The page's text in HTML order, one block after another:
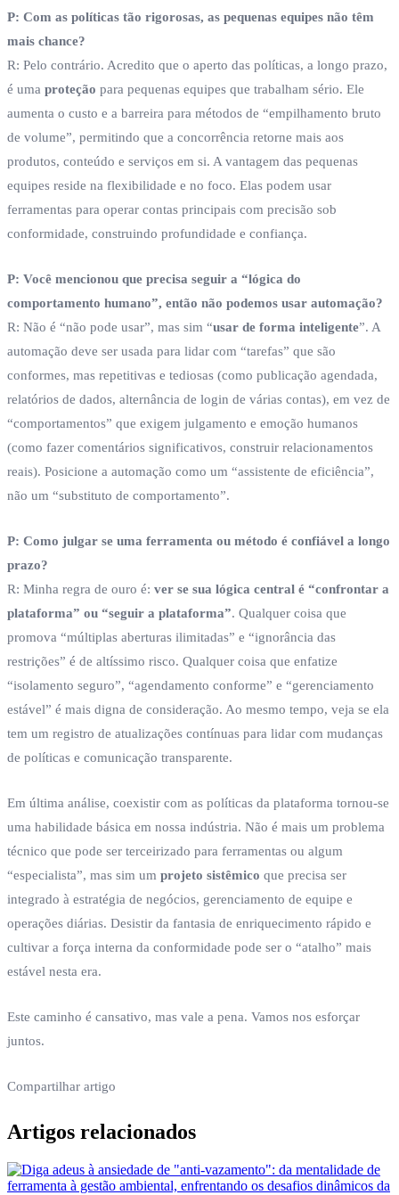
P: Com as políticas tão rigorosas, as pequenas equipes não têm
mais chance?
R: Pelo contrário. Acredito que o aperto das políticas, a longo prazo,
é uma proteção para pequenas equipes que trabalham sério. Ele
aumenta o custo e a barreira para métodos de “empilhamento bruto
de volume”, permitindo que a concorrência retorne mais aos
produtos, conteúdo e serviços em si. A vantagem das pequenas
equipes reside na flexibilidade e no foco. Elas podem usar
ferramentas para operar contas principais com precisão sob
conformidade, construindo profundidade e confiança.
P: Você mencionou que precisa seguir a “lógica do
comportamento humano”, então não podemos usar automação?
R: Não é “não pode usar”, mas sim “usar de forma inteligente”. A
automação deve ser usada para lidar com “tarefas” que são
conformes, mas repetitivas e tediosas (como publicação agendada,
relatórios de dados, alternância de login de várias contas), em vez de
“comportamentos” que exigem julgamento e emoção humanos
(como fazer comentários significativos, construir relacionamentos
reais). Posicione a automação como um “assistente de eficiência”,
não um “substituto de comportamento”.
P: Como julgar se uma ferramenta ou método é confiável a longo
prazo?
R: Minha regra de ouro é: ver se sua lógica central é “confrontar a
plataforma” ou “seguir a plataforma”. Qualquer coisa que
promova “múltiplas aberturas ilimitadas” e “ignorância das
restrições” é de altíssimo risco. Qualquer coisa que enfatize
“isolamento seguro”, “agendamento conforme” e “gerenciamento
estável” é mais digna de consideração. Ao mesmo tempo, veja se ela
tem um registro de atualizações contínuas para lidar com mudanças
de políticas e comunicação transparente.
Em última análise, coexistir com as políticas da plataforma tornou-se
uma habilidade básica em nossa indústria. Não é mais um problema
técnico que pode ser terceirizado para ferramentas ou algum
“especialista”, mas sim um projeto sistêmico que precisa ser
integrado à estratégia de negócios, gerenciamento de equipe e
operações diárias. Desistir da fantasia de enriquecimento rápido e
cultivar a força interna da conformidade pode ser o “atalho” mais
estável nesta era.
Este caminho é cansativo, mas vale a pena. Vamos nos esforçar
juntos.
Compartilhar artigo
Artigos relacionados